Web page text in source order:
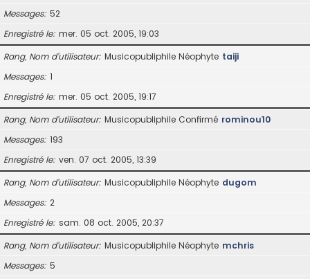
Messages 52
Enregistré le mer. 05 oct. 2005, 19:03
Rang, Nom d’utilisateur Musicopubliphile Néophyte taiji
Messages 1
Enregistré le mer. 05 oct. 2005, 19:17
Rang, Nom d’utilisateur Musicopubliphile Confirmé rominou10
Messages 193
Enregistré le ven. 07 oct. 2005, 13:39
Rang, Nom d’utilisateur Musicopubliphile Néophyte dugom
Messages 2
Enregistré le sam. 08 oct. 2005, 20:37
Rang, Nom d’utilisateur Musicopubliphile Néophyte mchris
Messages 5